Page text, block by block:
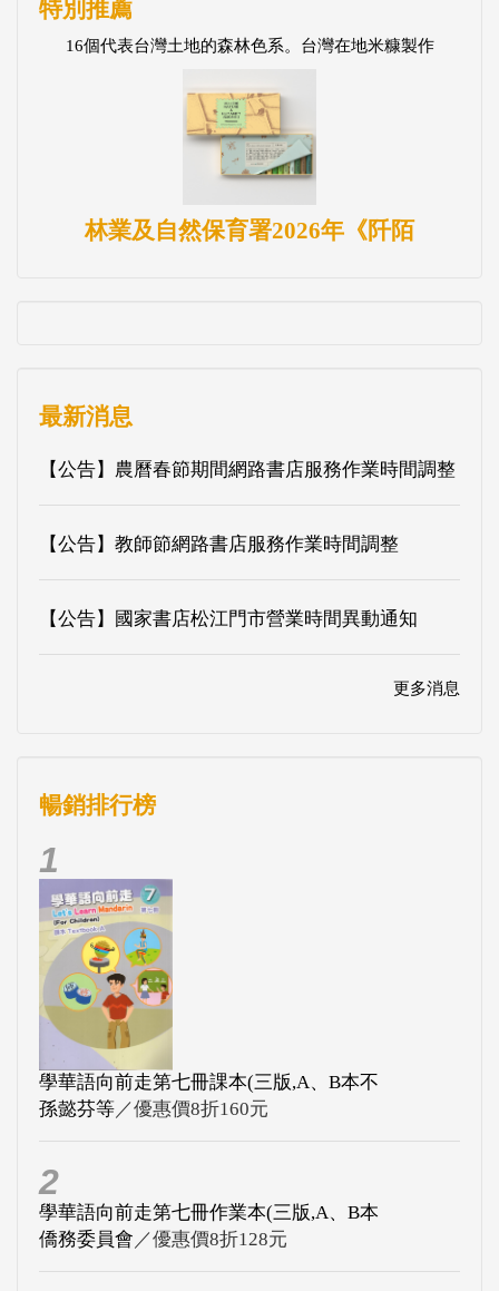
特別推薦
16個代表台灣土地的森林色系。台灣在地米糠製作
林業及自然保育署2026年《阡陌
最新消息
【公告】農曆春節期間網路書店服務作業時間調整
【公告】教師節網路書店服務作業時間調整
【公告】國家書店松江門市營業時間異動通知
更多消息
暢銷排行榜
1
學華語向前走第七冊課本(三版,A、B本不
孫懿芬等／優惠價8折160元
2
學華語向前走第七冊作業本(三版,A、B本
僑務委員會 ／優惠價8折128元